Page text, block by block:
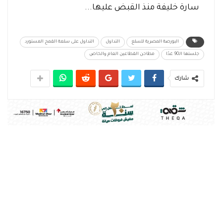
سارة خليفة منذ القبض عليها...
البورصة المصرية للسلع التداول التداول على سلعة القمح المستورد
جلستها الـ90 غدًا مطاحن القطاعين العام والخاص
شارك